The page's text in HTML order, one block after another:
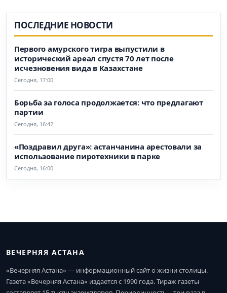
ПОСЛЕДНИЕ НОВОСТИ
Первого амурского тигра выпустили в
исторический ареал спустя 70 лет после
исчезновения вида в Казахстане
Сегодня, 17:00
Борьба за голоса продолжается: что предлагают
партии
Сегодня, 16:42
«Поздравил друга»: астанчанина арестовали за
использование пиротехники в парке
Сегодня, 16:00
ВЕЧЕРНЯЯ АСТАНА
«Вечерняя Астана» — информационный сайт о жизни столицы.
Газета «Вечерняя Астана» издается с 1990 года. Тираж газеты